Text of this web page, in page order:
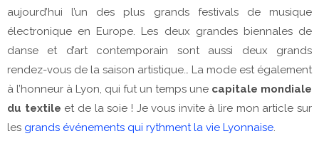
aujourd’hui l’un des plus grands festivals de musique
électronique en Europe. Les deux grandes biennales de
danse et d’art contemporain sont aussi deux grands
rendez-vous de la saison artistique… La mode est également
à l’honneur à Lyon, qui fut un temps une capitale mondiale
du textile et de la soie ! Je vous invite à lire mon article sur
les grands événements qui rythment la vie Lyonnaise